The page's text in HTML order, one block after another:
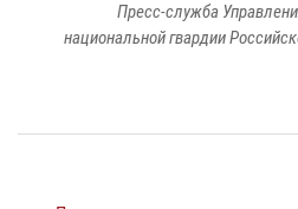
Пресс-служба
национальной гвардии